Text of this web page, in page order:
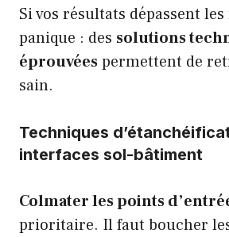
Si vos résultats dépassent
panique : des solutions
éprouvéespermettent de
sain.
Techniques
interfaces sol-bâtiment
Colmater les points
prioritaire. Il faut boucher